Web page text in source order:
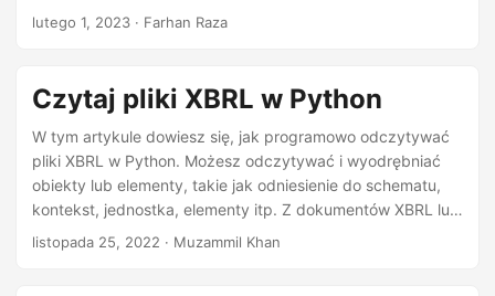
lutego 1, 2023 · Farhan Raza
Czytaj pliki XBRL w Python
W tym artykule dowiesz się, jak programowo odczytywać
pliki XBRL w Python. Możesz odczytywać i wyodrębniać
obiekty lub elementy, takie jak odniesienie do schematu,
kontekst, jednostka, elementy itp. Z dokumentów XBRL lub
iXBRL.
listopada 25, 2022 · Muzammil Khan